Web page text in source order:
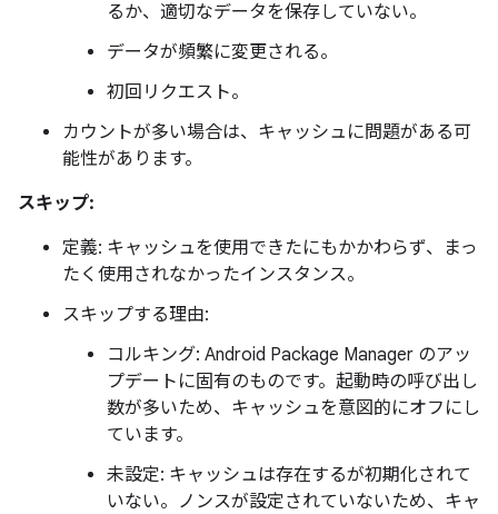
るか、適切なデータを保存していない。
データが頻繁に変更される。
初回リクエスト。
カウントが多い場合は、キャッシュに問題がある可
能性があります。
スキップ:
定義: キャッシュを使用できたにもかかわらず、まっ
たく使用されなかったインスタンス。
スキップする理由:
コルキング: Android Package Manager のアッ
プデートに固有のものです。起動時の呼び出し
数が多いため、キャッシュを意図的にオフにし
ています。
未設定: キャッシュは存在するが初期化されて
いない。ノンスが設定されていないため、キャ